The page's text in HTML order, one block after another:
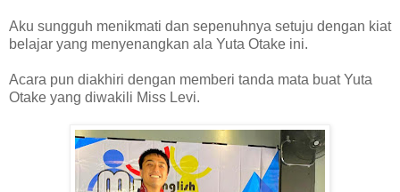
Aku sungguh menikmati dan sepenuhnya setuju dengan kiat
belajar yang menyenangkan ala Yuta Otake ini.
Acara pun diakhiri dengan memberi tanda mata buat Yuta
Otake yang diwakili Miss Levi.